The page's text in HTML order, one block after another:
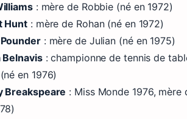
: mère de Robbie (né en 1972)
Hunt : mère de Rohan (né en 1972)
: mère de Julian (né en 1975)
Belnavis: championne de tennis de
en 1976)
Breakspeare : Miss Monde 1976, mère